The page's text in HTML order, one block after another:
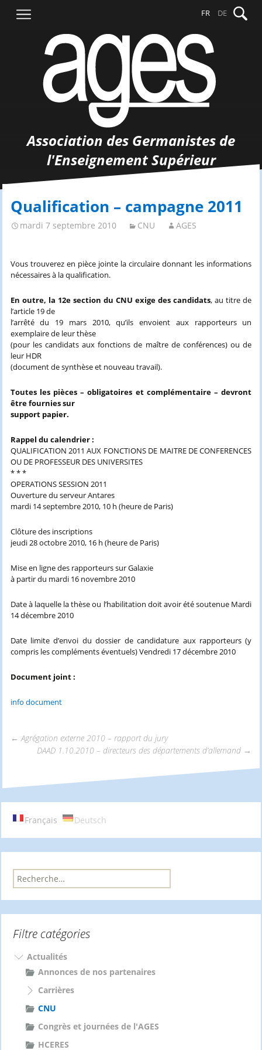
contenu
FR DE
Association des Germanistes de
l'Enseignement Supérieur
Qualification – campagne 2011
mardi 7 septembre 2010 CNU AGES
Vous trouverez en pièce jointe la circulaire donnant les informations
nécessaires à la qualification.
En outre, la 12e section du CNU exige des candidats, au titre de
l’article 19 de
l’arrêté du 19 mars 2010, qu’ils envoient aux rapporteurs un
exemplaire de leur thèse
(pour les candidats aux fonctions de maître de conférences) ou de
leur HDR
(document de synthèse et nouveau travail).
Toutes les pièces – obligatoires et complémentaire – devront
être fournies sur
support papier.
Rappel du calendrier :
QUALIFICATION 2011 AUX FONCTIONS DE MAITRE DE CONFERENCES
OU DE PROFESSEUR DES UNIVERSITES
* * *
OPERATIONS SESSION 2011
Ouverture du serveur Antares
mardi 14 septembre 2010, 10 h (heure de Paris)
Clôture des inscriptions
jeudi 28 octobre 2010, 16 h (heure de Paris)
Mise en ligne des rapporteurs sur Galaxie
à partir du mardi 16 novembre 2010
Date à laquelle la thèse ou l’habilitation doit avoir été soutenue Mardi
14 décembre 2010
Date limite d’envoi du dossier de candidature aux rapporteurs (y
compris les compléments éventuels) Vendredi 17 décembre 2010
Document joint :
info document
Navigation
des
articles
← Agrégation externe 2010 – rapport du jury
DAAD 1.10.2010 – directeurs des départements d’allemand →
Français Deutsch
R
e
r
h
Filtre catégories
Actualités
Annonces de nos partenaires
Carrières
CNU
Congrès et journées de l'AGES
HCERES